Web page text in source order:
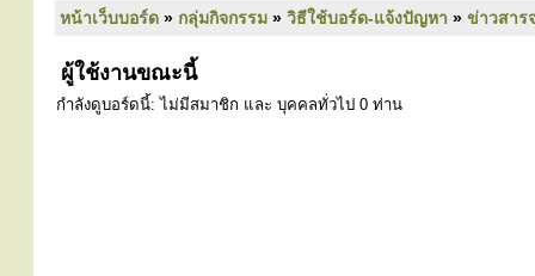
หน้าเว็บบอร์ด » กลุ่มกิจกรรม » วิธีใช้บอร์ด-แจ้งปัญหา » ข่าวสาร
ผู้ใช้งานขณะนี้
กำลังดูบอร์ดนี้: ไม่มีสมาชิก และ บุคคลทั่วไป 0 ท่าน